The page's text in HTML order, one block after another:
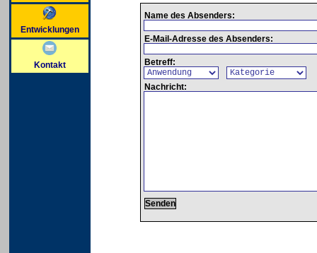
Entwicklungen
Kontakt
Name des Absenders:
E-Mail-Adresse des Absenders:
Betreff:
Nachricht: